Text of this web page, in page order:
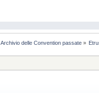
Archivio delle Convention passate»